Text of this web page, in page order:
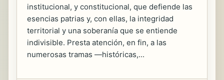
institucional, y constitucional, que defiende las
esencias patrias y, con ellas, la integridad
territorial y una soberanía que se entiende
indivisible. Presta atención, en fin, a las
numerosas tramas —históricas,...